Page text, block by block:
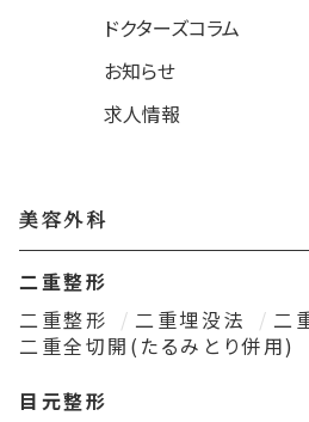
ドクターズコラム
お知らせ
求人情報
美容外科
二重整形
二重整形
二重埋没法
二
二重全切開(たるみとり併用)
目元整形